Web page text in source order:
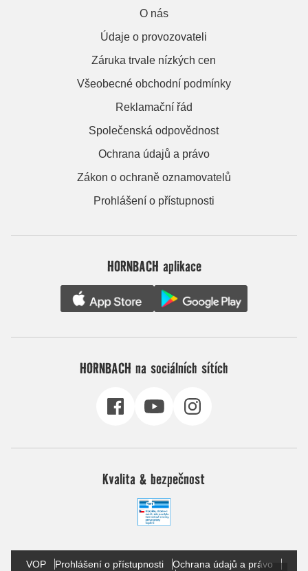
O nás
Údaje o provozovateli
Záruka trvale nízkých cen
Všeobecné obchodní podmínky
Reklamační řád
Společenská odpovědnost
Ochrana údajů a právo
Zákon o ochraně oznamovatelů
Prohlášení o přístupnosti
HORNBACH aplikace
HORNBACH na sociálních sítích
Kvalita & bezpečnost
VOP Prohlášení o přístupnosti
Ochrana údajů a právo